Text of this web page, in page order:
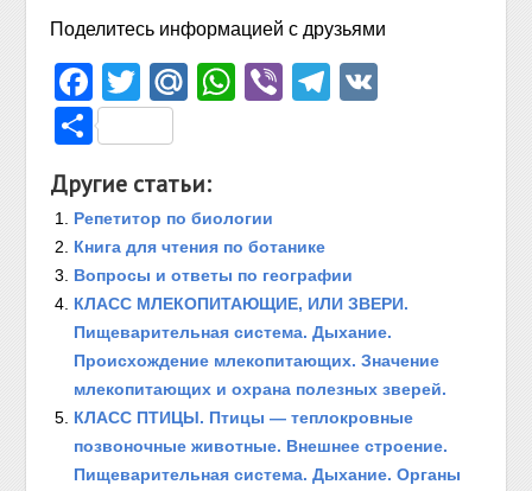
Поделитесь информацией с друзьями
Facebook
TwitterMail.Ru
WhatsApp
ViberTelegram
Отправить
Другие статьи:
Репетитор по биологии
Книга для чтения по ботанике
Вопросы и ответы по географии
КЛАСС МЛЕКОПИТАЮЩИЕ, ИЛИ ЗВЕРИ.
Пищеварительная система. Дыхание.
Происхождение млекопитающих. Значение
млекопитающих и охрана полезных зверей.
КЛАСС ПТИЦЫ. Птицы — теплокровные
позвоночные животные. Внешнее строение.
Пищеварительная система. Дыхание. Органы